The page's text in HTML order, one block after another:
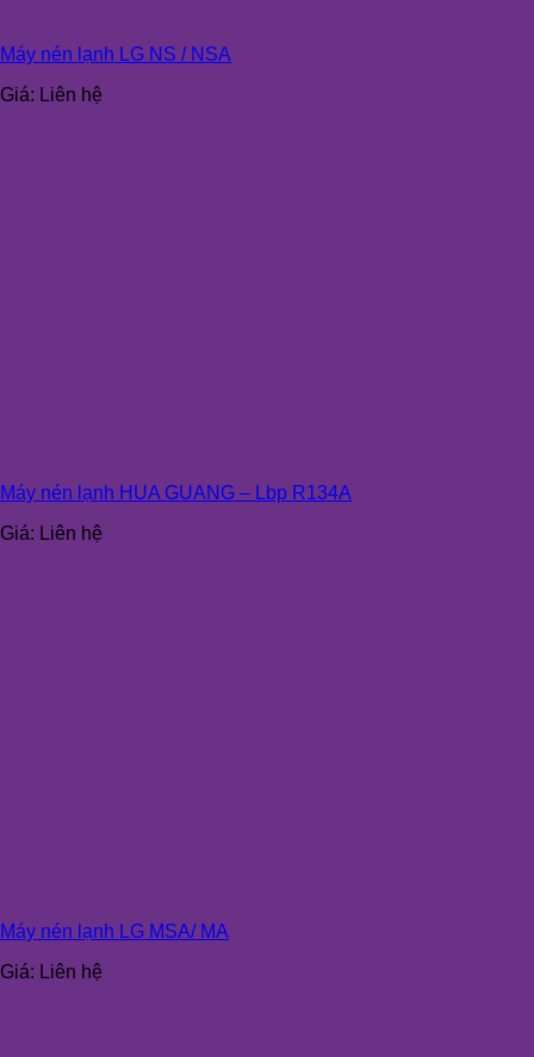
Máy nén lạnh LG NS / NSA
Giá: Liên hệ
Máy nén lạnh HUA GUANG – Lbp R134A
Giá: Liên hệ
Máy nén lạnh LG MSA/ MA
Giá: Liên hệ